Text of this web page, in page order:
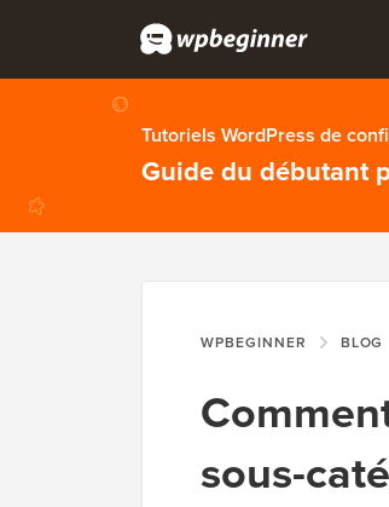
Tutoriels WordPress de
Guide du débutant
WPBEGINNER BLOG
sous-